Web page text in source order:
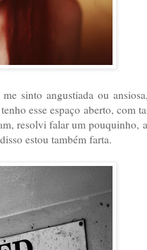
sinto angustiada ou
esse espaço aberto, com
resolvi falar um pouquinho,
estou também farta.